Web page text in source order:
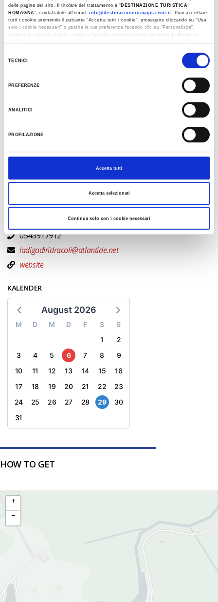
delle pagine del sito. Il titolare del trattamento è “ DESTINAZIONE TURISTICA
ROMAGNA”, contattabile all'email:info@destinazioneromagna.emr.it. Puoi accettare
tutti i cookie premendo il pulsante “Accetta tutti i cookie”, proseguire cliccando su “Usa
solo i cookie necessari" o gestire le tue preferenze facendo clic su “Personalizza”.
Qualora acconsenti a tutti i cookie i Tuoi dati potranno essere trasferiti da Google in
TECNICI
PREFERENZE
ANALITICI
PROFILAZIONE
Accetta tutti
Accetta selezionati
Continua solo con i cookie necessari
DETAILS
SECRETA RIDRACOLI: Reise in die Tunnels der Riesen
0543917912
ladigadiridracoli@atlantide.net
website
KALENDER
August 2026
M D M D F S
S
1
2
3
4 5 6 7 8
9
10
11 12 13 14 15
16
17
18 19 20 21 22
23
24
25 26 27 28 29
30
31
HOW TO GET
+
−